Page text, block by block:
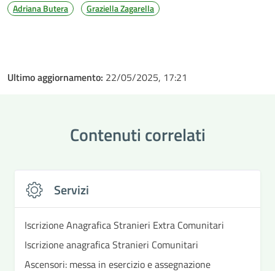
Adriana Butera Graziella Zagarella
Ultimo aggiornamento: 22/05/2025, 17:21
Contenuti correlati
Servizi
Iscrizione Anagrafica Stranieri Extra Comunitari
Iscrizione anagrafica Stranieri Comunitari
Ascensori: messa in esercizio e assegnazione